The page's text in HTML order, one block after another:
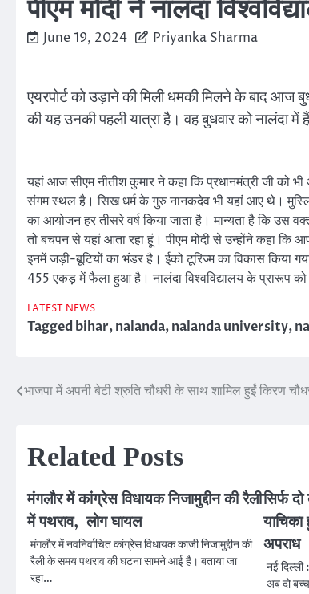
पीएम मोदी ने नालंदा
June 19, 2024 Priyanka Sharma
एयरपोर्ट को उड़ाने की मिली धमकी मिलने के बाद आज
की यह उनकी पहली यात्रा है। वह बुधवार को नालंदा में
यहां आज सीएम नीतीश कुमार ने कहा कि प्रधानमंत्री जी को
संगम स्थल है। सिख धर्म के गुरु नानकदेव भी यहां आए थे। मुस्लिम
का आयोजन हर तीसरे वर्ष किया जाता है। मान्यता है कि उस
तो बचपन से यहां आता रहा हूं। पीएम मोदी से उन्होंने कहा
इनमें जड़ी-बूटियों का भंडर है। ईको टूरिज्म का विकास किया
455 एकड़ में फैला हुआ है। नालंदा विश्वविद्यालय के प्रारूप को
LATEST NEWS
Taggedbihar,nalanda,nalanda university,
Post
भाजपा में अपनी बेटी श्रुति चौधरी के साथ शामिल हुईं किरण
Related Posts
मंगलौर में कांग्रेस विधायक निजामुद्दीन की रैली
में पथराव, लोग घायल
मंगलौर में नवनिर्वाचित कांग्रेस विधायक काजी निजामुद्दीन की
रैली के समय पथराव की घटना सामने आई है। बताया जा
रहा…
सिर्फ
अपराध
नई दिल्ली
अब दो